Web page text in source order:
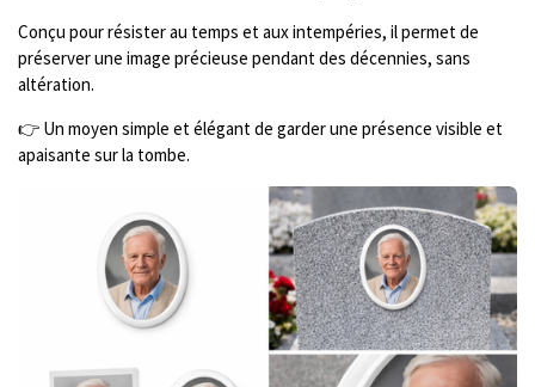
Conçu pour résister au temps et aux intempéries, il permet de
préserver une image précieuse pendant des décennies, sans
altération.
👉 Un moyen simple et élégant de garder une présence visible et
apaisante sur la tombe.